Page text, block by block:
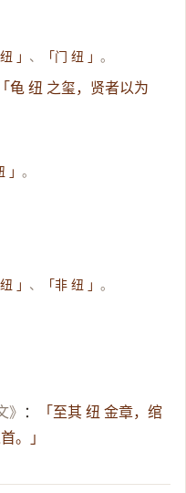
」 、 「门 纽 」。
「龟 纽 之玺，贤者以为
」。
」 、 「非 纽 」。
》 ：
「至其 纽 金章，绾
。」